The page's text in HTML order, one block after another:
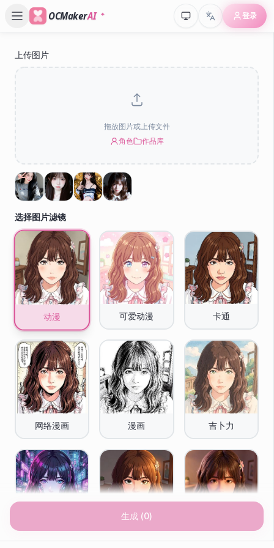
OCMakerAI 登录
上传图片
拖放图片或上传文件
角色
作品库
选择图片滤镜
动漫 可爱动漫 卡通
网络漫画 漫画 吉卜力
赛博朋克 迪士尼 皮克斯
生成 (0)